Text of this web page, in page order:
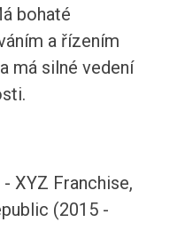
bohaté
a řízením
má silné vedení
- XYZ Franchise,
(2015 -